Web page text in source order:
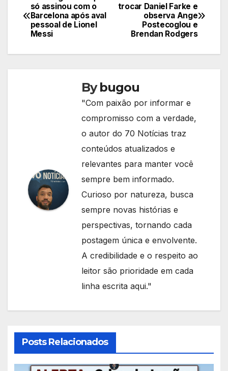
de
trocar Daniel Farke e
observa Ange
Postecoglou e
Brendan Rodgers
só assinou com o
Barcelona após aval
pessoal de Lionel
Messi
Bybugou
"Com paixão por informar e
compromisso com a verdade,
o autor do 70 Notícias traz
conteúdos atualizados e
relevantes para manter você
sempre bem informado.
Curioso por natureza, busca
sempre novas histórias e
perspectivas, tornando cada
postagem única e envolvente.
A credibilidade e o respeito ao
leitor são prioridade em cada
linha escrita aqui."
Posts Relacionados